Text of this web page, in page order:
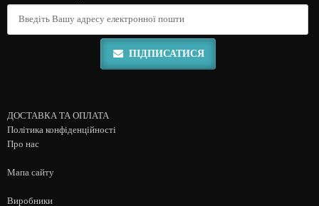
ПІДПИСАТИСЯ
ДОСТАВКА ТА ОПЛАТА
Політика конфіденційності
Про нас
Мапа сайту
Виробники